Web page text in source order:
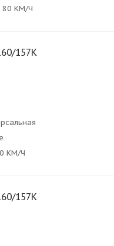
80 КМ/Ч
157K
КМ/Ч
157K